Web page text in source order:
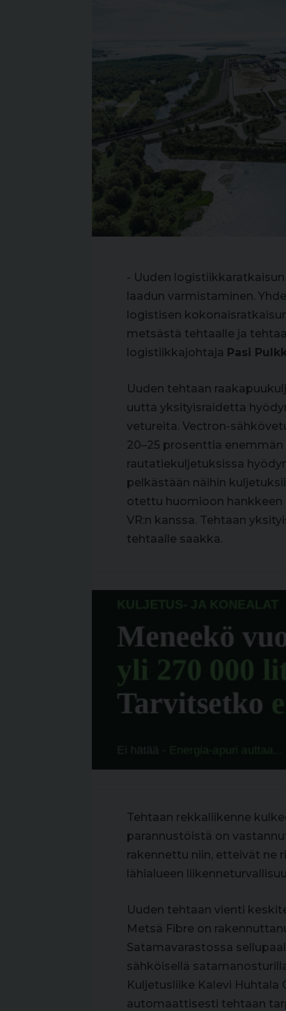
- Uuden
laadun varmistaminen.
logistisen
metsästä tehtaalle ja
logistiikkajohtaja Pasi
Uuden tehtaan
uutta yksityisraidetta
vetureita. Vectron-
20–25 prosenttia
rautatiekuljetuksissa
pelkästään näihin
otettu huomioon hankkeen
VR:n kanssa. Tehtaan
tehtaalle saakka.
Tehtaan rekkaliikenne
parannustöistä on
rakennettu niin, etteivät ne
lähialueen
Uuden tehtaan vienti
Metsä Fibre on
Satamavarastossa
sähköisellä
Kuljetusliike Kalevi Huhtala
automaattisesti tehtaan